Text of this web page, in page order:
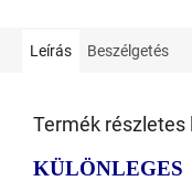
Leírás Beszélgetés
Termék részletes